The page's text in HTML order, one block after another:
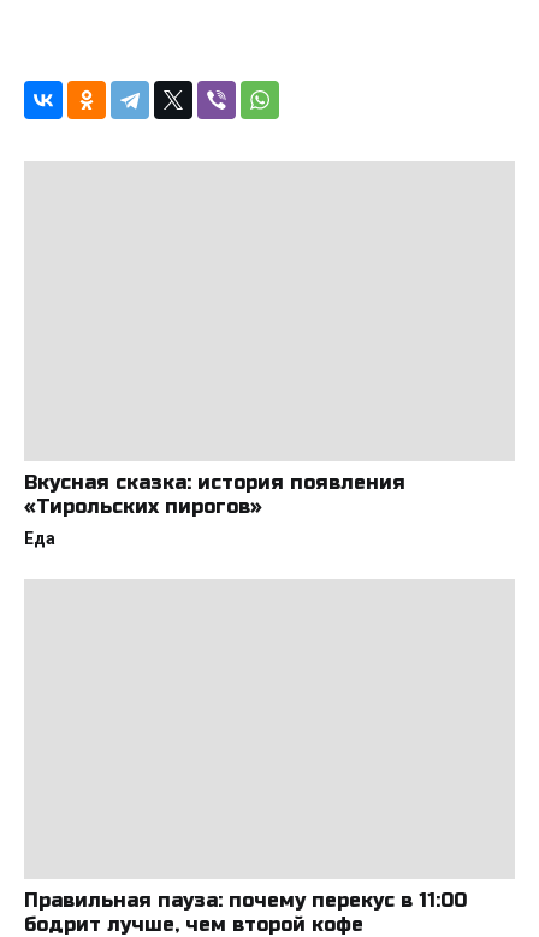
Вкусная сказка: история появления
«Тирольских пирогов»
Еда
Правильная пауза: почему перекус в 11:00
бодрит лучше, чем второй кофе